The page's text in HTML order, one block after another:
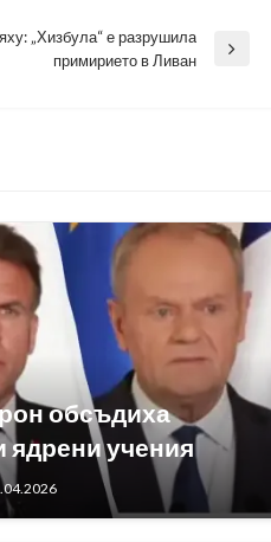
„Хизбула“ е разрушила
примирието в Ливан
обсъдиха
ядрени учения